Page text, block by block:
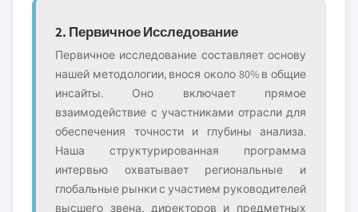
2. Первичное Исследование
Первичное исследование составляет основу
нашей методологии, внося около 80% в общие
инсайты. Оно включает прямое
взаимодействие с участниками отрасли для
обеспечения точности и глубины анализа.
Наша структурированная программа
интервью охватывает региональные и
глобальные рынки с участием руководителей
высшего звена, директоров и предметных